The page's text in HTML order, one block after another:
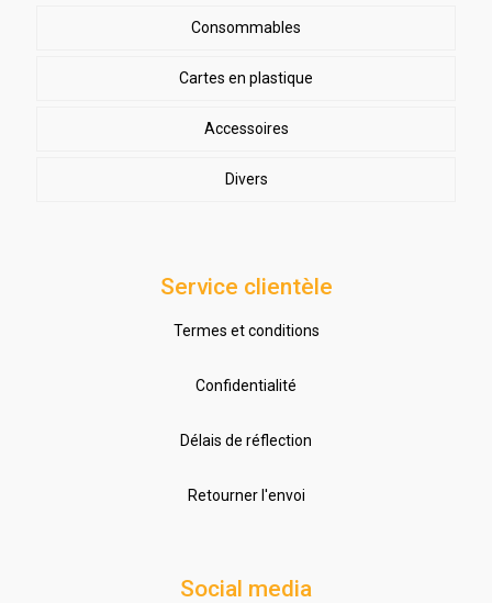
Consommables
Cartes en plastique
Accessoires
Divers
Service clientèle
Termes et conditions
Confidentialité
Délais de réflection
Retourner l'envoi
Social media